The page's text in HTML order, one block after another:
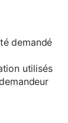
demandé
utilisés